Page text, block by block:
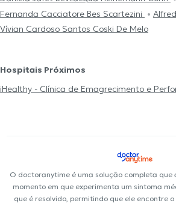
Fernanda Cacciatore Bes Scartezini
Vívian Cardoso Santos Coski De Melo
Hospitais Próximos
iHealthy - Clínica de Emagrecimento e
O doctoranytime é uma solução completa que
momento em que experimenta um sintoma
que é resolvido, permitindo que ele encontre